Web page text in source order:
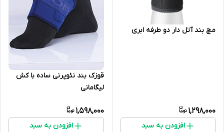
مچ بند آتل دار دو طرفه ابری
1,298,000
افزودن به سبد
قوزک بند نئوپرنی ساده با کش
لیگامانی
1,598,000
افزودن به سبد